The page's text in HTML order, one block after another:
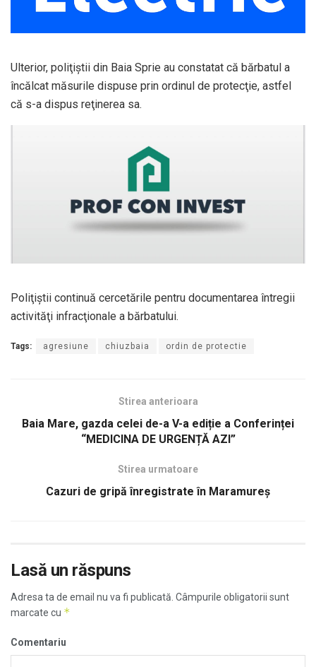
Ulterior, poliţiştii din Baia Sprie au constatat că bărbatul a
încălcat măsurile dispuse prin ordinul de protecţie, astfel
că s-a dispus reţinerea sa.
Poliţiştii continuă cercetările pentru documentarea întregii
activităţi infracţionale a bărbatului.
Tags: agresiune chiuzbaia ordin de protectie
Stirea anterioara
Baia Mare, gazda celei de-a V-a ediție a Conferinței
“MEDICINA DE URGENȚĂ AZI”
Stirea urmatoare
Cazuri de gripă înregistrate în Maramureș
Lasă un răspuns
Adresa ta de email nu va fi publicată. Câmpurile obligatorii sunt
marcate cu *
Comentariu